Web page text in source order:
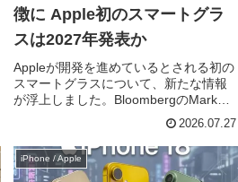
徴に Apple初のスマートグラ
スは2027年発表か
Appleが開発を進めているとされる初の
スマートグラスについて、新たな情報
が浮上しました。BloombergのMark
Gurman氏によると、同社は2027年6月
開催予定のWWDCで正式発表する計画
を立てており、競合製品との差別化ポ
イント...
2026.07.27
iPhone / Apple